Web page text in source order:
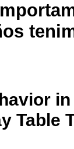
Table